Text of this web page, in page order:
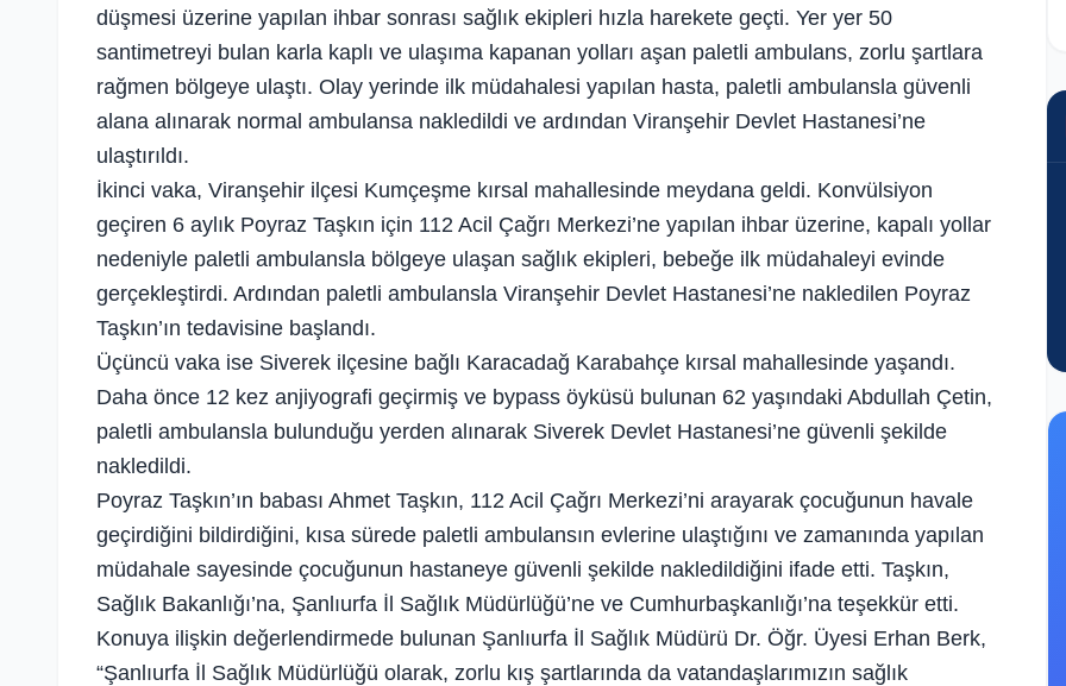
düşmesi üzerine yapılan ihbar sonrası sağlık ekipleri hızla harekete geçti. Yer yer 50
santimetreyi bulan karla kaplı ve ulaşıma kapanan yolları aşan paletli ambulans, zorlu şartlara
rağmen bölgeye ulaştı. Olay yerinde ilk müdahalesi yapılan hasta, paletli ambulansla güvenli
alana alınarak normal ambulansa nakledildi ve ardından Viranşehir Devlet Hastanesi’ne
ulaştırıldı.
İkinci vaka, Viranşehir ilçesi Kumçeşme kırsal mahallesinde meydana geldi. Konvülsiyon
geçiren 6 aylık Poyraz Taşkın için 112 Acil Çağrı Merkezi’ne yapılan ihbar üzerine, kapalı yollar
nedeniyle paletli ambulansla bölgeye ulaşan sağlık ekipleri, bebeğe ilk müdahaleyi evinde
gerçekleştirdi. Ardından paletli ambulansla Viranşehir Devlet Hastanesi’ne nakledilen Poyraz
Taşkın’ın tedavisine başlandı.
Üçüncü vaka ise Siverek ilçesine bağlı Karacadağ Karabahçe kırsal mahallesinde yaşandı.
Daha önce 12 kez anjiyografi geçirmiş ve bypass öyküsü bulunan 62 yaşındaki Abdullah Çetin,
paletli ambulansla bulunduğu yerden alınarak Siverek Devlet Hastanesi’ne güvenli şekilde
nakledildi.
Poyraz Taşkın’ın babası Ahmet Taşkın, 112 Acil Çağrı Merkezi’ni arayarak çocuğunun havale
geçirdiğini bildirdiğini, kısa sürede paletli ambulansın evlerine ulaştığını ve zamanında yapılan
müdahale sayesinde çocuğunun hastaneye güvenli şekilde nakledildiğini ifade etti. Taşkın,
Sağlık Bakanlığı’na, Şanlıurfa İl Sağlık Müdürlüğü’ne ve Cumhurbaşkanlığı’na teşekkür etti.
Konuya ilişkin değerlendirmede bulunan Şanlıurfa İl Sağlık Müdürü Dr. Öğr. Üyesi Erhan Berk,
“Şanlıurfa İl Sağlık Müdürlüğü olarak, zorlu kış şartlarında da vatandaşlarımızın sağlık